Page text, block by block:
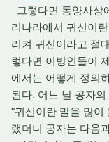
그렇다면 동양사상
리나라에서 귀신이
리켜 귀신이라고 절
렇다면 이방인들이
에서는 어떻게 정의
된다. 어느 날 공자
"귀신이란 말을 많이
랬더니 공자는 다음